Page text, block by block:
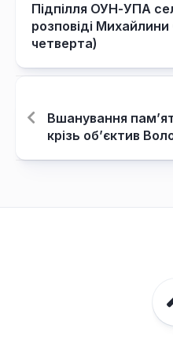
Підпілля ОУН-УПА
розповіді
четверта)
Вшанування
крізь об’єктив